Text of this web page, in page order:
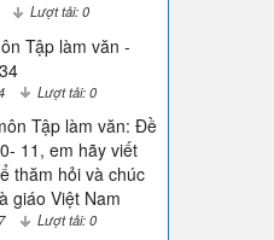
Lượt tải: 0
Tập làm văn -
Lượt tải: 0
Tập làm văn: Đề
11, em hãy viết
thăm hỏi và chúc
giáo Việt Nam
Lượt tải: 0